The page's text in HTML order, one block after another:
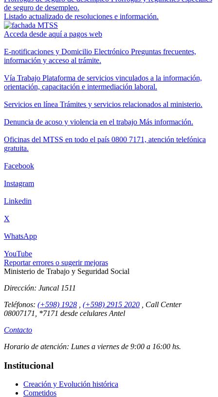
de seguro de desempleo.
Listado actualizado de resoluciones e información.
Acceda desde aquí a pagos web
E-notificaciones y Domicilio Electrónico Preguntas frecuentes,
información y acceso al trámite.
Vía Trabajo Plataforma de servicios vinculados a la información,
orientación, capacitación e intermediación laboral.
Servicios en línea Trámites y servicios relacionados al ministerio.
Denuncia de acoso y violencia en el trabajo Más información.
Oficinas del MTSS en todo el país 0800 7171, atención telefónica
gratuita.
Facebook
Instagram
Linkedin
X
WhatsApp
YouTube
Reportar errores o sugerir mejoras
Ministerio de Trabajo y Seguridad Social
Dirección: Juncal 1511
Teléfonos: (+598) 1928 (+598) 2915 2020
Call Center
08007171, *7171 desde celulares Antel
Contacto
Horario de atención: Lunes a viernes de 9:00 a 16:00 hs.
Institucional
Creación y Evolución histórica
Cometidos